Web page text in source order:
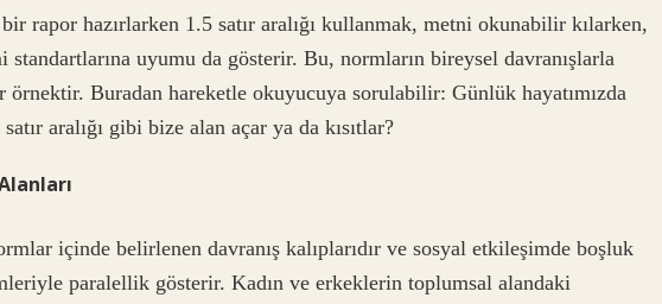
rapor hazırlarken 1.5 satır aralığı kullanmak, metni okunabilir kılarken,
standartlarına uyumu da gösterir. Bu, normların bireysel davranışlarla
örnektir. Buradan hareketle okuyucuya sorulabilir: Günlük hayatımızda
aralığı gibi bize alan açar ya da kısıtlar?
içinde belirlenen davranış kalıplarıdır ve sosyal etkileşimde boşluk
paralellik gösterir. Kadın ve erkeklerin toplumsal alandaki